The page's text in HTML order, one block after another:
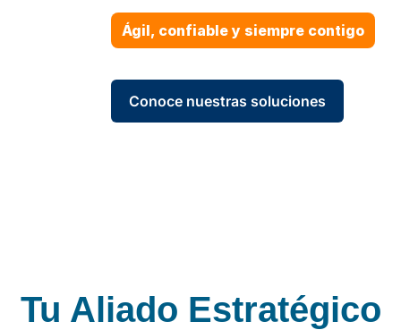
Ágil, confiable y siempre contigo
Conoce nuestras soluciones
Tu Aliado Estratégico